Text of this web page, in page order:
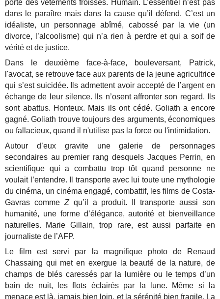
porte des vêtements froissés. Humain. L’essentiel n’est pas
dans le paraître mais dans la cause qu’il défend. C’est un
idéaliste, un personnage abîmé, cabossé par la vie (un
divorce, l’alcoolisme) qui n’a rien à perdre et qui a soif de
vérité et de justice.
Dans le deuxième face-à-face, bouleversant, Patrick,
l'avocat, se retrouve face aux parents de la jeune agricultrice
qui s’est suicidée. Ils admettent avoir accepté de l’argent en
échange de leur silence. Ils n’osent affronter son regard. Ils
sont abattus. Honteux. Mais ils ont cédé. Goliath a encore
gagné. Goliath trouve toujours des arguments, économiques
ou fallacieux, quand il n'utilise pas la force ou l'intimidation.
Autour d’eux gravite une galerie de personnages
secondaires au premier rang desquels Jacques Perrin, en
scientifique qui a combattu trop tôt quand personne ne
voulait l’entendre. Il transporte avec lui toute une mythologie
du cinéma, un cinéma engagé, combattif, les films de Costa-
Gavras comme Zqu’il a produit. Il transporte aussi son
humanité, une forme d’élégance, autorité et bienveillance
naturelles. Marie Gillain, trop rare, est aussi parfaite en
journaliste de l’AFP.
Le film est servi par la magnifique photo de Renaud
Chassaing qui met en exergue la beauté de la nature, de
champs de blés caressés par la lumière ou le temps d’un
bain de nuit, les flots éclairés par la lune. Même si la
menace est là, jamais bien loin, et la sérénité bien fragile. La